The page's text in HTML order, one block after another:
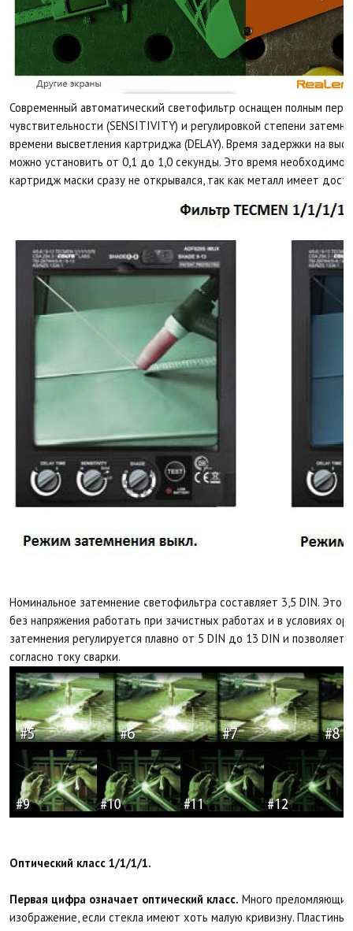
Современный автоматический светофильтр оснащен полным
чувствительности (SENSITIVITY) и регулировкой степени
времени высветления картриджа (DELAY). Время задержки на
можно установить от 0,1 до 1,0 секунды. Это время необходимо,
картридж маски сразу не открывался, так как металл имеет
Номинальное затемнение светофильтра составляет 3,5 DIN. Это
без напряжения работать при зачистных работах и в условиях
затемнения регулируется плавно от 5 DIN до 13 DIN и позволяет
согласно току сварки.
Оптический класс 1/1/1/1.
Первая цифра означает оптический класс. Много
изображение, если стекла имеют хоть малую кривизну.